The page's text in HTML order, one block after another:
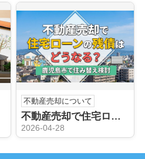
不動産売却について
不動産売却で住宅ローンの残債はどうなる？鹿児島市で住み替え検討
2026-04-28